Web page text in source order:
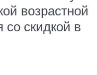
возрастной
со скидкой в